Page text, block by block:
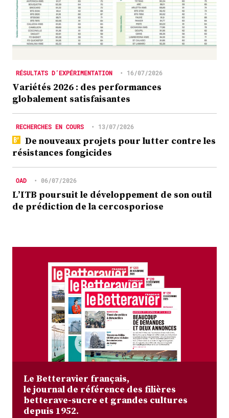
RÉSULTATS D’EXPÉRIMENTATION • 16/07/2026
Variétés 2026 : des performances
globalement satisfaisantes
RECHERCHES EN COURS • 13/07/2026
De nouveaux projets pour lutter contre les
résistances fongicides
OAD • 06/07/2026
L’ITB poursuit le développement de son outil
de prédiction de la cercosporiose
Le Betteravier français,
le journal de référence des filières
betterave-sucre et grandes cultures
depuis 1952.